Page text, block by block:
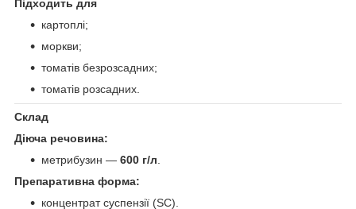
Підходить для
картоплі;
моркви;
томатів безрозсадних;
томатів розсадних.
Склад
Діюча речовина:
метрибузин — 600 г/л
Препаративна форма:
концентрат суспензії (SC).